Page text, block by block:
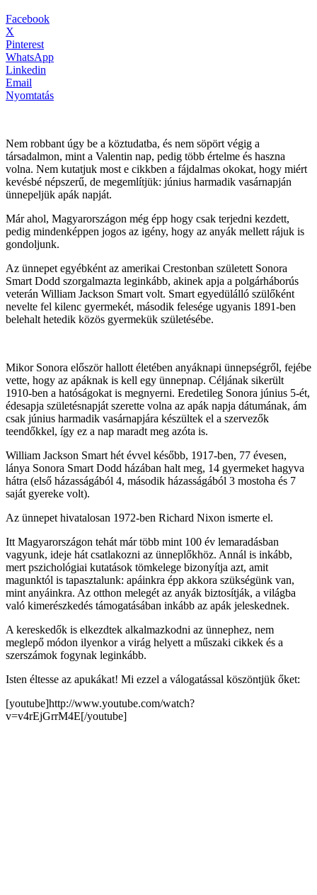
Facebook
X
Pinterest
WhatsApp
Linkedin
Email
Nyomtatás
Nem robbant úgy be a köztudatba, és nem söpört végig a
társadalmon, mint a Valentin nap, pedig több értelme és haszna
volna. Nem kutatjuk most e cikkben a fájdalmas okokat, hogy miért
kevésbé népszerű, de megemlítjük: június harmadik vasárnapján
ünnepeljük apák napját.
Már ahol, Magyarországon még épp hogy csak terjedni kezdett,
pedig mindenképpen jogos az igény, hogy az anyák mellett rájuk is
gondoljunk.
Az ünnepet egyébként az amerikai Crestonban született Sonora
Smart Dodd szorgalmazta leginkább, akinek apja a polgárháborús
veterán William Jackson Smart volt. Smart egyedülálló szülőként
nevelte fel kilenc gyermekét, második felesége ugyanis 1891-ben
belehalt hetedik közös gyermekük születésébe.
Mikor Sonora először hallott életében anyáknapi ünnepségről, fejébe
vette, hogy az apáknak is kell egy ünnepnap. Céljának sikerült
1910-ben a hatóságokat is megnyerni. Eredetileg Sonora június 5-ét,
édesapja születésnapját szerette volna az apák napja dátumának, ám
csak június harmadik vasárnapjára készültek el a szervezők
teendőkkel, így ez a nap maradt meg azóta is.
William Jackson Smart hét évvel később, 1917-ben, 77 évesen,
lánya Sonora Smart Dodd házában halt meg, 14 gyermeket hagyva
hátra (első házasságából 4, második házasságából 3 mostoha és 7
saját gyereke volt).
Az ünnepet hivatalosan 1972-ben Richard Nixon ismerte el.
Itt Magyarországon tehát már több mint 100 év lemaradásban
vagyunk, ideje hát csatlakozni az ünneplőkhöz. Annál is inkább,
mert pszichológiai kutatások tömkelege bizonyítja azt, amit
magunktól is tapasztalunk: apáinkra épp akkora szükségünk van,
mint anyáinkra. Az otthon melegét az anyák biztosítják, a világba
való kimerészkedés támogatásában inkább az apák jeleskednek.
A kereskedők is elkezdtek alkalmazkodni az ünnephez, nem
meglepő módon ilyenkor a virág helyett a műszaki cikkek és a
szerszámok fogynak leginkább.
Isten éltesse az apukákat! Mi ezzel a válogatással köszöntjük őket:
[youtube]http://www.youtube.com/watch?
v=v4rEjGrrM4E[/youtube]